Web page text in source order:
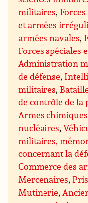
militaires,
et armées
armées navales,
Forces spéciales
Administration
de défense,
militaires,
de contrôle de la
Armes
nucléaires,
militaires,
concernant la
Commerce des
Mercenaires,
Mutinerie,